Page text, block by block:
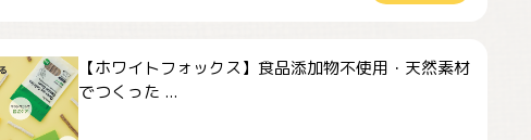
【ホワイトフォックス】食品添加物不使用・天然素材
でつくった ...